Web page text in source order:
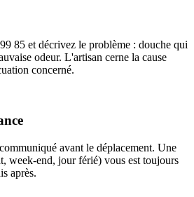
85 et décrivez le problème : douche qui
odeur. L'artisan cerne la cause
concerné.
avant le déplacement. Une
week-end, jour férié) vous est toujours
après.